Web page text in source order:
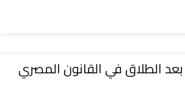
الطلاق في القانون المصري